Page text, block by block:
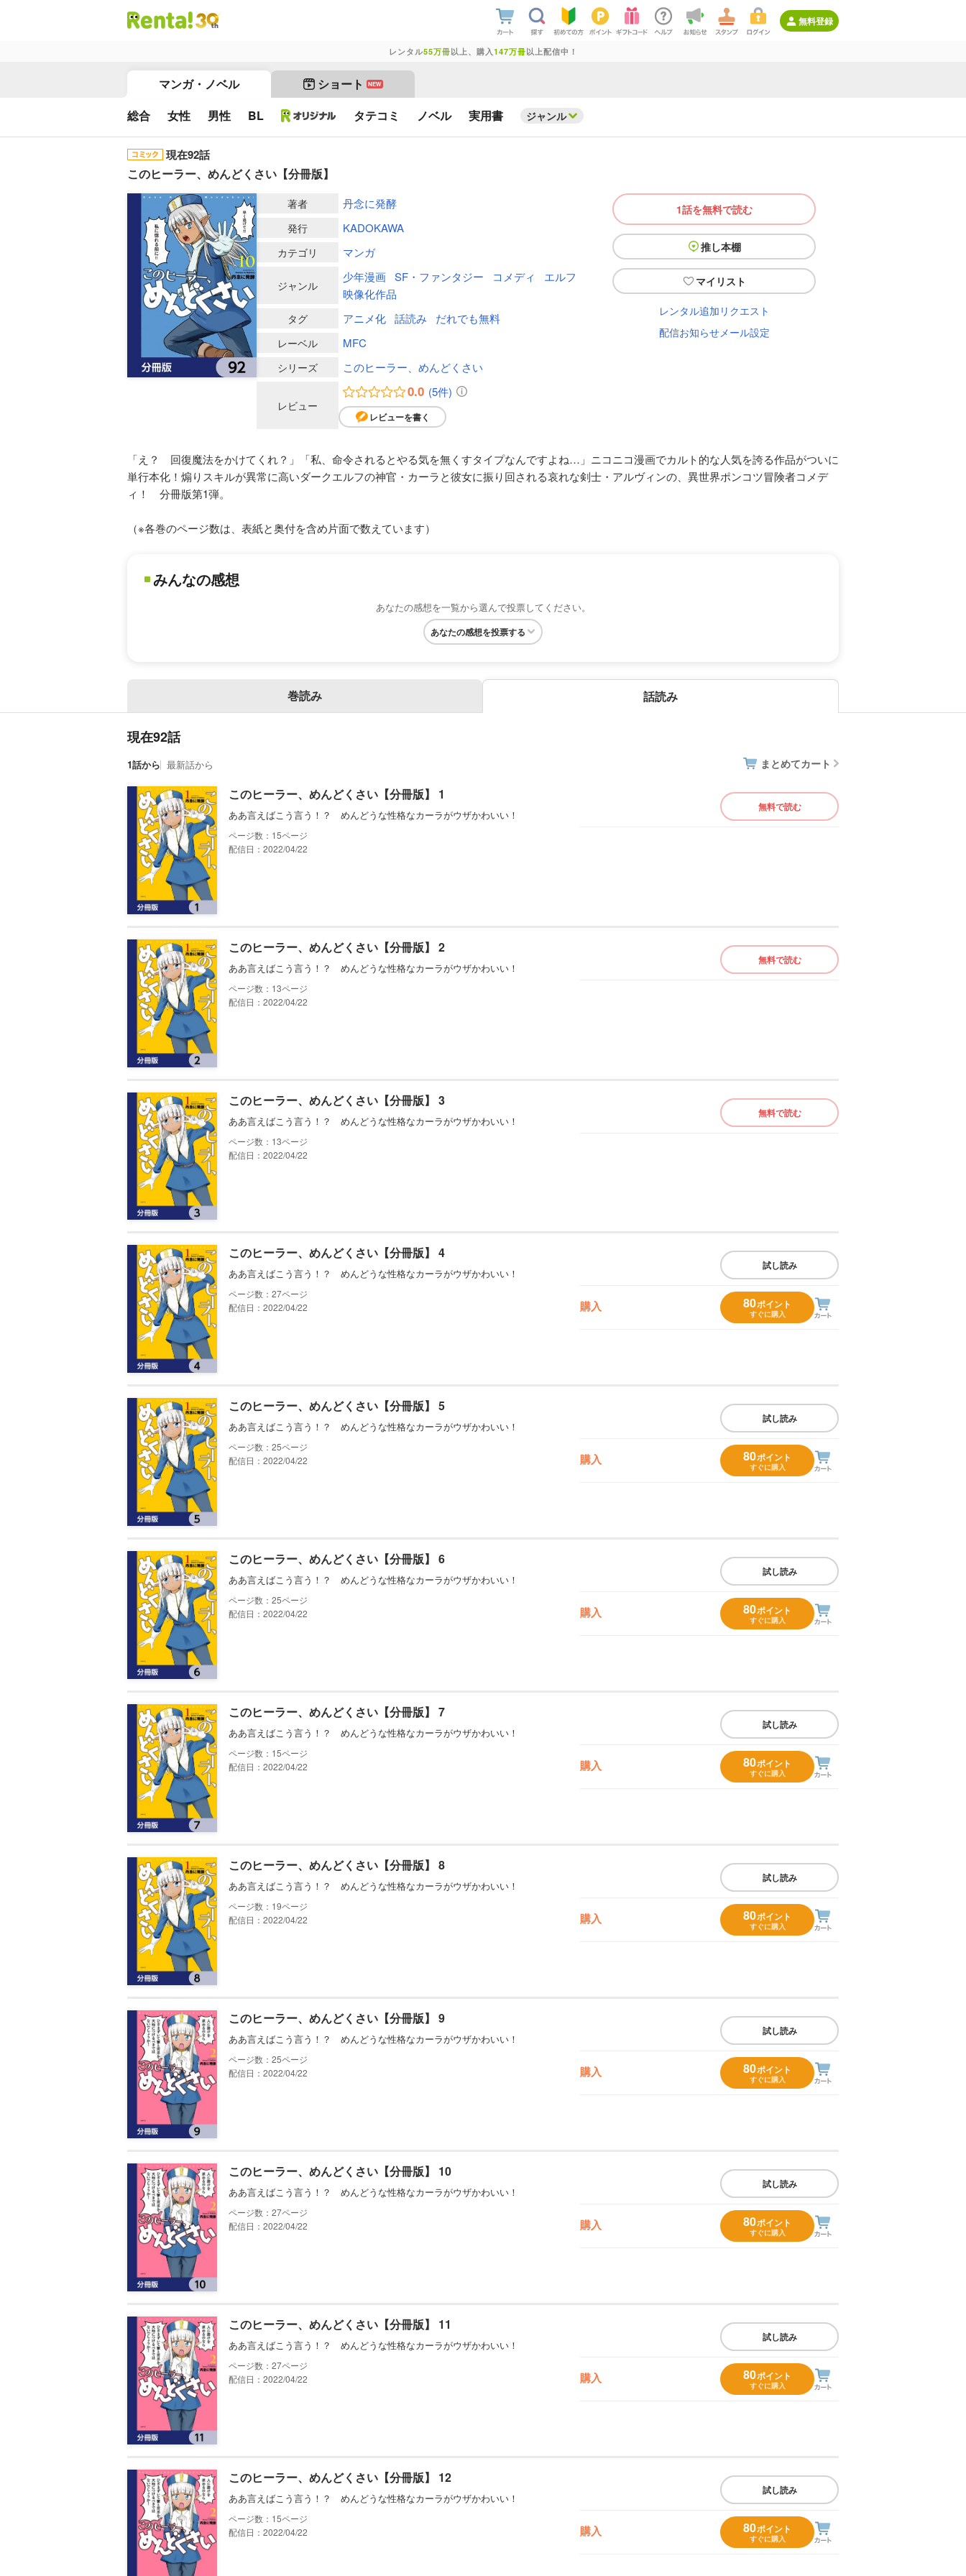
無料登録
レンタル55万冊以上、購入 147万冊以上配信中！
マンガ・ノベル ショート NEW
総合 女性 男性 BL タテコミ ノベル 実用書 ジャンル
現在92話
このヒーラー、めんどくさい【分冊版】
1話を無料で読む
推し本棚
マイリスト
レンタル追加リクエスト
配信お知らせメール設定
著者 丹念に発酵
発行 KADOKAWA
カテゴリ マンガ
ジャンル
少年漫画 SF・ファンタジー コメディ
エルフ
映像化作品
タグ アニメ化 話読み だれでも無料
レーベル MFC
シリーズ このヒーラー、めんどくさい
レビュー
0.0 (5件)
レビューを書く
「え？ 回復魔法をかけてくれ？」「私、命令されるとやる気を無くすタイプなんですよね…」ニコニコ漫画でカルト的な人気を誇る作品がついに
単行本化！煽りスキルが異常に高いダークエルフの神官・カーラと彼女に振り回される哀れな剣士・アルヴィンの、異世界ポンコツ冒険者コメデ
ィ！ 分冊版第1弾。
（※各巻のページ数は、表紙と奥付を含め片面で数えています）
みんなの感想
あなたの感想を一覧から選んで投票してください。
あなたの感想を投票する
巻読み 話読み
現在92話
1話から 最新話から まとめてカート
このヒーラー、めんどくさい【分冊版】 1
ああ言えばこう言う！？ めんどうな性格なカーラがウザかわいい！
15
配信日：2022/04/22
無料で読む
このヒーラー、めんどくさい【分冊版】 2
ああ言えばこう言う！？ めんどうな性格なカーラがウザかわいい！
13
配信日：2022/04/22
無料で読む
このヒーラー、めんどくさい【分冊版】 3
ああ言えばこう言う！？ めんどうな性格なカーラがウザかわいい！
13
配信日：2022/04/22
無料で読む
このヒーラー、めんどくさい【分冊版】 4
ああ言えばこう言う！？ めんどうな性格なカーラがウザかわいい！
27
配信日：2022/04/22
試し読み
購入 80ポイント
すぐに購入
このヒーラー、めんどくさい【分冊版】 5
ああ言えばこう言う！？ めんどうな性格なカーラがウザかわいい！
25
配信日：2022/04/22
試し読み
購入 80ポイント
すぐに購入
このヒーラー、めんどくさい【分冊版】 6
ああ言えばこう言う！？ めんどうな性格なカーラがウザかわいい！
25
配信日：2022/04/22
試し読み
購入 80ポイント
すぐに購入
このヒーラー、めんどくさい【分冊版】 7
ああ言えばこう言う！？ めんどうな性格なカーラがウザかわいい！
15
配信日：2022/04/22
試し読み
購入 80ポイント
すぐに購入
このヒーラー、めんどくさい【分冊版】 8
ああ言えばこう言う！？ めんどうな性格なカーラがウザかわいい！
19
配信日：2022/04/22
試し読み
購入 80ポイント
すぐに購入
このヒーラー、めんどくさい【分冊版】 9
ああ言えばこう言う！？ めんどうな性格なカーラがウザかわいい！
25
配信日：2022/04/22
試し読み
購入 80ポイント
すぐに購入
このヒーラー、めんどくさい【分冊版】 10
ああ言えばこう言う！？ めんどうな性格なカーラがウザかわいい！
27
配信日：2022/04/22
試し読み
購入 80ポイント
すぐに購入
このヒーラー、めんどくさい【分冊版】 11
ああ言えばこう言う！？ めんどうな性格なカーラがウザかわいい！
27
配信日：2022/04/22
試し読み
購入 80ポイント
すぐに購入
このヒーラー、めんどくさい【分冊版】 12
ああ言えばこう言う！？ めんどうな性格なカーラがウザかわいい！
15
配信日：2022/04/22
試し読み
購入 80ポイント
すぐに購入